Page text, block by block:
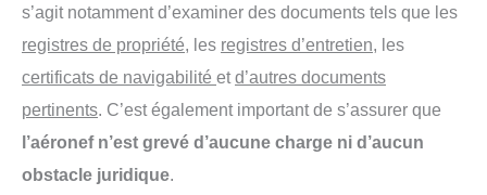
s’agit notamment d’examiner des documents tels que les
registres de propriété, les registres d’entretien, les
certificats de navigabilité etd’autres documents
pertinents. C’est également important de s’assurer que
l’aéronef n’est grevé d’aucune charge ni d’aucun
obstacle juridique.